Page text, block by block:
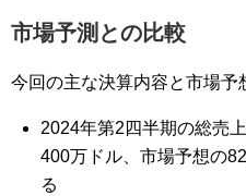
市場予測との比較
今回の主な決算内容と市場予
2024年第2四半期の総売
400万ドル、市場予想の
る